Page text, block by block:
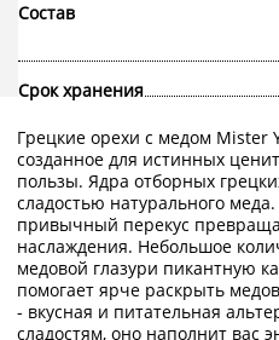
Состав
Срок хранения
Грецкие орехи с медом Mister
созданное для истинных
пользы. Ядра отборных
сладостью натурального
привычный перекус
наслаждения. Небольшое
медовой глазури пикантную
помогает ярче раскрыть
- вкусная и питательная
сладостям, оно наполнит вас